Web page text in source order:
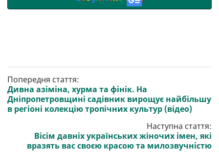
Попередня стаття:
Дивна азіміна, хурма та фінік. На
Дніпропетровщині садівник вирощує найбільшу
в регіоні колекцію тропічних культур (відео)
Наступна стаття:
Вісім давніх українських жіночих імен, які
вразять вас своєю красою та милозвучністю